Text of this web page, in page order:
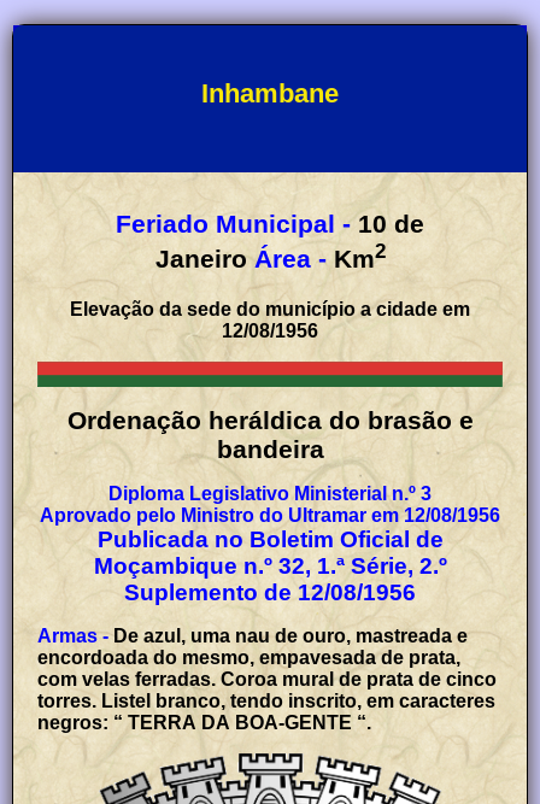
Inhambane
Feriado Municipal - 10 de
Janeiro Área - Km2
Elevação da sede do município a cidade em
12/08/1956
Ordenação heráldica do brasão e
bandeira
Diploma Legislativo Ministerial n.º 3
Aprovado pelo Ministro do Ultramar em 12/08/1956
Publicada no Boletim Oficial de
Moçambique n.º 32, 1.ª Série, 2.º
Suplemento de 12/08/1956
Armas - De azul, uma nau de ouro, mastreada e
encordoada do mesmo, empavesada de prata,
com velas ferradas. Coroa mural de prata de cinco
torres. Listel branco, tendo inscrito, em caracteres
negros: “ TERRA DA BOA-GENTE “.